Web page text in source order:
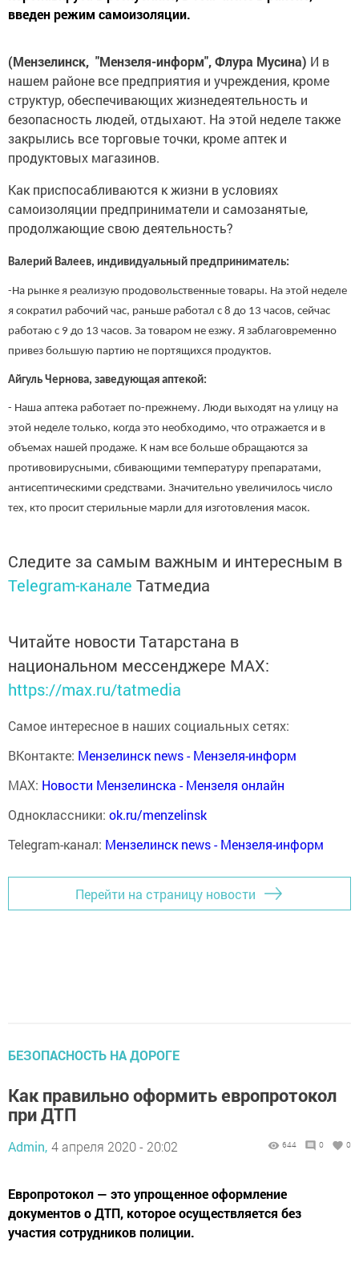
введен режим самоизоляции.
(Мензелинск, "Мензеля-информ", Флура Мусина) И в
нашем районе все предприятия и учреждения, кроме
структур, обеспечивающих жизнедеятельность и
безопасность людей, отдыхают. На этой неделе также
закрылись все торговые точки, кроме аптек и
продуктовых магазинов.
Как приспосабливаются к жизни в условиях
самоизоляции предприниматели и самозанятые,
продолжающие свою деятельность?
Валерий Валеев, индивидуальный предприниматель:
-На рынке я реализую продовольственные товары. На этой неделе
я сократил рабочий час, раньше работал с 8 до 13 часов, сейчас
работаю с 9 до 13 часов. За товаром не езжу. Я заблаговременно
привез большую партию не портящихся продуктов.
Айгуль Чернова, заведующая аптекой:
- Наша аптека работает по-прежнему. Люди выходят на улицу на
этой неделе только, когда это необходимо, что отражается и в
объемах нашей продаже. К нам все больше обращаются за
противовирусными, сбивающими температуру препаратами,
антисептическими средствами. Значительно увеличилось число
тех, кто просит стерильные марли для изготовления масок.
Следите за самым важным и интересным в
Telegram-канале Татмедиа
Читайте новости Татарстана в
национальном мессенджере MАХ:
https://max.ru/tatmedia
Самое интересное в наших социальных сетях:
ВКонтакте: Мензелинск news - Мензеля-информ
MAX: Новости Мензелинска - Мензеля онлайн
Одноклассники: ok.ru/menzelinsk
Telegram-канал: Мензелинск news - Мензеля-информ
Перейти на страницу новости
БЕЗОПАСНОСТЬ НА ДОРОГЕ
Как правильно оформить европротокол
при ДТП
Admin, 4 апреля 2020 - 20:02 644 0 0
Европротокол — это упрощенное оформление
документов о ДТП, которое осуществляется без
участия сотрудников полиции.